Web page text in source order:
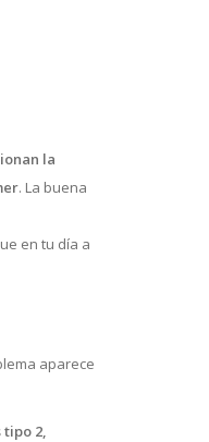
la
. La buena
en tu día a
aparece
2,